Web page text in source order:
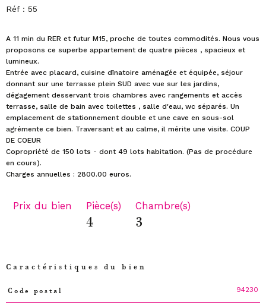
Réf : 55
A 11 min du RER et futur M15, proche de toutes commodités. Nous vous
proposons ce superbe appartement de quatre pièces , spacieux et
lumineux.
Entrée avec placard, cuisine dînatoire aménagée et équipée, séjour
donnant sur une terrasse plein SUD avec vue sur les jardins,
dégagement desservant trois chambres avec rangements et accès
terrasse, salle de bain avec toilettes , salle d'eau, wc séparés. Un
emplacement de stationnement double et une cave en sous-sol
agrémente ce bien. Traversant et au calme, il mérite une visite. COUP
DE COEUR
Copropriété de 150 lots - dont 49 lots habitation. (Pas de procédure
en cours).
Prix du bien Pièce(s)
4
Chambre(s)
3
Caractéristiques du bien
Caractéristiques
Code postal 94230